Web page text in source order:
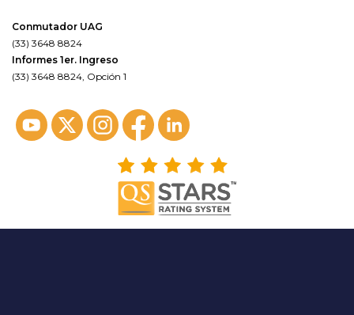
Conmutador UAG
(33) 3648 8824
Informes 1er. Ingreso
(33) 3648 8824, Opción 1